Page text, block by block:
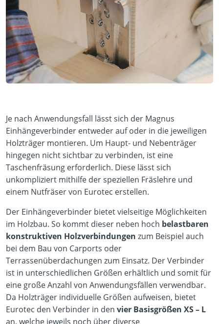
Je nach Anwendungsfall lässt sich der Magnus
Einhängeverbinder entweder auf oder in die jeweiligen
Holzträger montieren. Um Haupt- und Nebenträger
hingegen nicht sichtbar zu verbinden, ist eine
Taschenfräsung erforderlich. Diese lässt sich
unkompliziert mithilfe der speziellen Fräslehre und
einem Nutfräser von Eurotec erstellen.
Der Einhängeverbinder bietet vielseitige Möglichkeiten
im Holzbau. So kommt dieser neben hoch belastbaren
konstruktiven Holzverbindungen zum Beispiel auch
bei dem Bau von Carports oder
Terrassenüberdachungen zum Einsatz. Der Verbinder
ist in unterschiedlichen Größen erhältlich und somit für
eine große Anzahl von Anwendungsfällen verwendbar.
Da Holzträger individuelle Größen aufweisen, bietet
Eurotec den Verbinder in den vier Basisgrößen XS – L
an, welche jeweils noch über diverse